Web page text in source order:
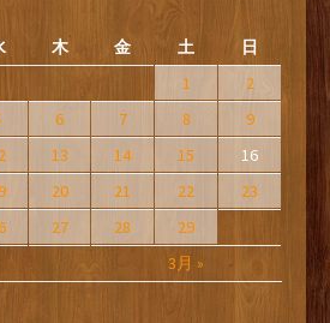
木 金 土 日
3月 »
1
2
6 7 8
9
13 14 15
16
20 21 22
23
27 28 29